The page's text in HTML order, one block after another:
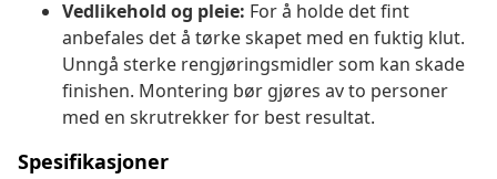
Vedlikehold og pleie: For å holde det fint
anbefales det å tørke skapet med en fuktig klut.
Unngå sterke rengjøringsmidler som kan skade
finishen. Montering bør gjøres av to personer
med en skrutrekker for best resultat.
Spesifikasjoner